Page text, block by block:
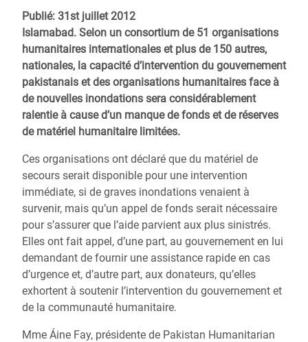
Publié: 31st juillet 2012
Islamabad. Selon un consortium de 51 organisations
humanitaires internationales et plus de 150 autres,
nationales, la capacité d’intervention du gouvernement
pakistanais et des organisations humanitaires face à
de nouvelles inondations sera considérablement
ralentie à cause d’un manque de fonds et de réserves
de matériel humanitaire limitées.
Ces organisations ont déclaré que du matériel de
secours serait disponible pour une intervention
immédiate, si de graves inondations venaient à
survenir, mais qu’un appel de fonds serait nécessaire
pour s’assurer que l’aide parvient aux plus sinistrés.
Elles ont fait appel, d’une part, au gouvernement en lui
demandant de fournir une assistance rapide en cas
d’urgence et, d’autre part, aux donateurs, qu’elles
exhortent à soutenir l’intervention du gouvernement et
de la communauté humanitaire.
Mme Áine Fay, présidente de Pakistan Humanitarian